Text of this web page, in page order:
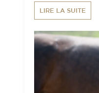
LIRE LA SUITE